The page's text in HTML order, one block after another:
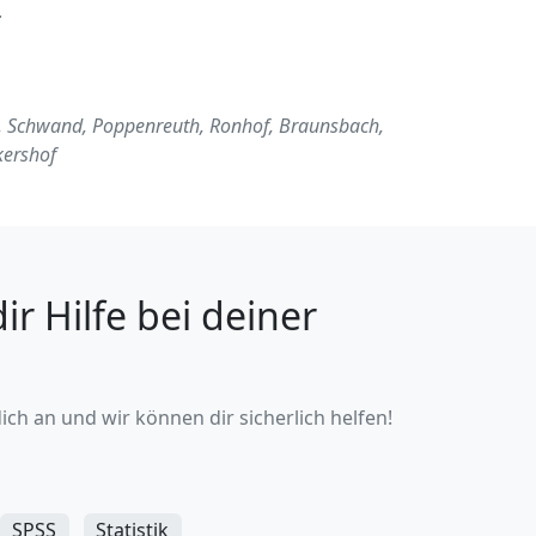
Poppenreuth, Ronhof, Braunsbach,
Hilfe bei deiner
an und wir können dir sicherlich helfen!
SPSS Statistik